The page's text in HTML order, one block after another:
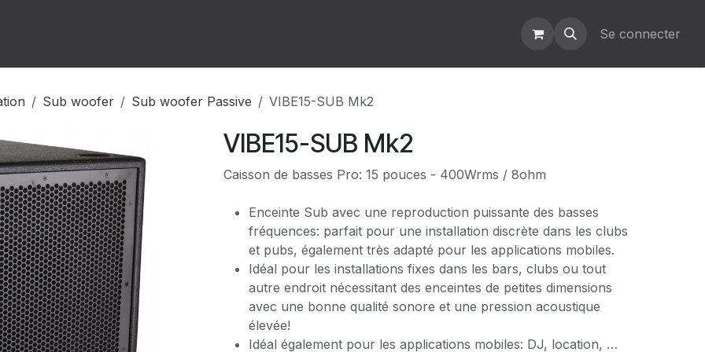
Se connecter
Sub woofer Sub woofer Passive VIBE15-SUB Mk2
VIBE15-SUB Mk2
Caisson de basses Pro: 15 pouces - 400Wrms / 8ohm
Enceinte Sub avec une reproduction puissante des basses
fréquences: parfait pour une installation discrète dans les clubs
et pubs, également très adapté pour les applications mobiles.
Idéal pour les installations fixes dans les bars, clubs ou tout
autre endroit nécessitant des enceintes de petites dimensions
avec une bonne qualité sonore et une pression acoustique
élevée!
Idéal également pour les applications mobiles: DJ, location, …